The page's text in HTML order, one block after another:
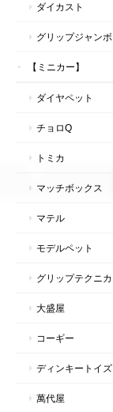
ダイカスト
グリップジャンボ
【ミニカー】
ダイヤペット
チョロQ
トミカ
マッチボックス
マテル
モデルペット
グリップテクニカ
大盛屋
コーギー
ディンキートイズ
萬代屋